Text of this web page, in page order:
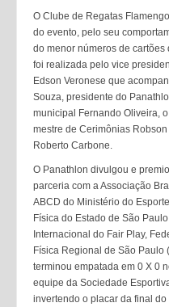
O Clube de Regatas
do evento, pelo seu
do menor números de cartões
foi realizada pelo vice
Edson Veronese que
Souza, presidente do
municipal Fernando Oliveira,
mestre de Cerimônias
Roberto Carbone.
O Panathlon divulgou e
parceria com a Associação
ABCD do Ministério do
Física do Estado de São
Internacional do Fair Play,
Física Regional de São Paulo
terminou empatada em 0 X 0
equipe da Sociedade
invertendo o placar da final